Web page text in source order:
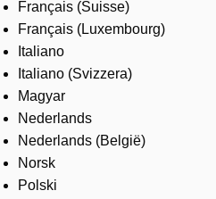
Français (Suisse)
Français (Luxembourg)
Italiano
Italiano (Svizzera)
Magyar
Nederlands
Nederlands (België)
Norsk
Polski